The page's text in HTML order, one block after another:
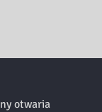
otwaria